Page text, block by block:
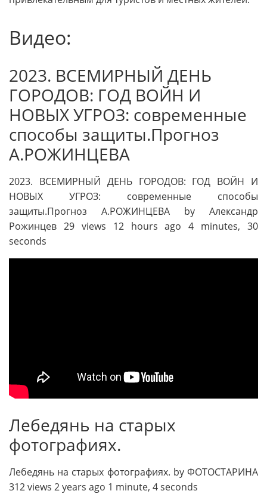
Видео:
2023. ВСЕМИРНЫЙ ДЕНЬ
ГОРОДОВ: ГОД ВОЙН И
НОВЫХ УГРОЗ: современные
способы защиты.Прогноз
А.РОЖИНЦЕВА
2023. ВСЕМИРНЫЙ ДЕНЬ ГОРОДОВ: ГОД ВОЙН И
НОВЫХ УГРОЗ: современные способы
защиты.Прогноз А.РОЖИНЦЕВА by Александр
Рожинцев 29 views 12 hours ago 4 minutes, 30
seconds
Лебедянь на старых
фотографиях.
Лебедянь на старых фотографиях. by ФОТОСТАРИНА
312 views 2 years ago 1 minute, 4 seconds